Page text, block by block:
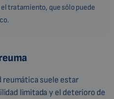
tratamiento, que sólo puede
reumática suele estar
limitada y el deterioro de